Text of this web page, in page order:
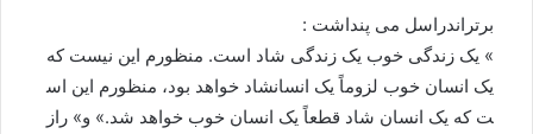
برتراندراسل می پنداشت :
» يک زندگی خوب يک زندگی شاد است. منظورم اين نيست که
يک انسان خوب لزوماً يک انسانشاد خواهد بود، منظورم اين اس
ت که يک انسان شاد قطعاً يک انسان خوب خواهد شد.» و» راز